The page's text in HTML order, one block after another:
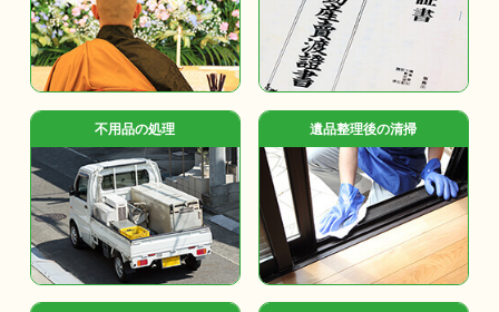
不用品の処理 遺品整理後の清掃